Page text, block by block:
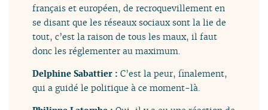
français et européen, de recroquevillement en
se disant que les réseaux sociaux sont la lie de
tout, c’est la raison de tous les maux, il faut
donc les réglementer au maximum.
Delphine Sabattier :C’est la peur, finalement,
qui a guidé le politique à ce moment-là.